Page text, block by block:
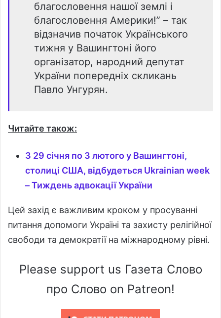
благословення нашої землі і
благословення Америки!” – так
відзначив початок Українського
тижня у Вашингтоні його
організатор, народний депутат
України попередніх скликань
Павло Унгурян.
Читайте також:
З 29 січня по 3 лютого у Вашингтоні,
столиці США, відбудеться Ukrainian week
– Тиждень адвокації України
Цей захід є важливим кроком у просуванні
питання допомоги Україні та захисту релігійної
свободи та демократії на міжнародному рівні.
Please support us Газета Слово
про Слово on Patreon!